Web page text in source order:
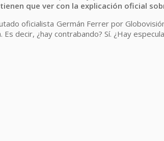
que ver con la explicación oficial
oficialista Germán Ferrer por
decir, ¿hay contrabando? Sí. ¿Hay